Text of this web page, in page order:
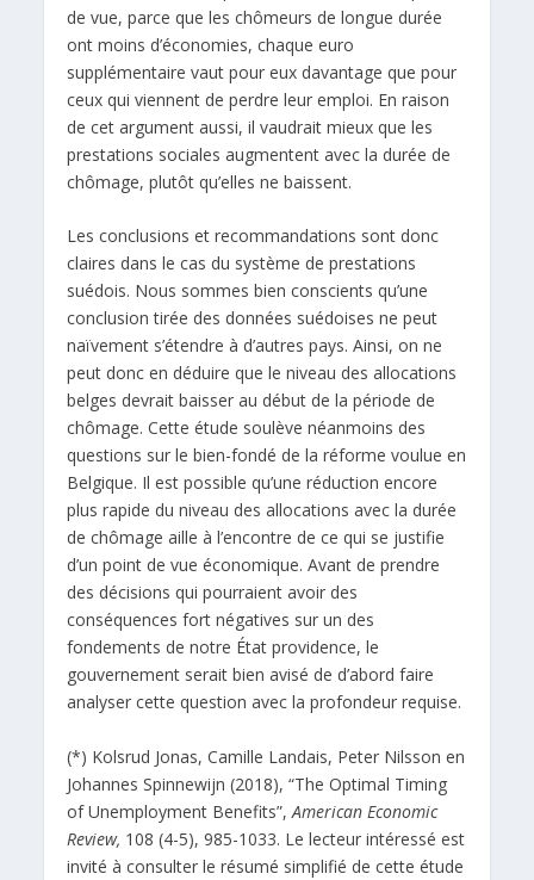
de vue, parce que les chômeurs de longue durée
ont moins d’économies, chaque euro
supplémentaire vaut pour eux davantage que pour
ceux qui viennent de perdre leur emploi. En raison
de cet argument aussi, il vaudrait mieux que les
prestations sociales augmentent avec la durée de
chômage, plutôt qu’elles ne baissent.
Les conclusions et recommandations sont donc
claires dans le cas du système de prestations
suédois. Nous sommes bien conscients qu’une
conclusion tirée des données suédoises ne peut
naïvement s’étendre à d’autres pays. Ainsi, on ne
peut donc en déduire que le niveau des allocations
belges devrait baisser au début de la période de
chômage. Cette étude soulève néanmoins des
questions sur le bien-fondé de la réforme voulue en
Belgique. Il est possible qu’une réduction encore
plus rapide du niveau des allocations avec la durée
de chômage aille à l’encontre de ce qui se justifie
d’un point de vue économique. Avant de prendre
des décisions qui pourraient avoir des
conséquences fort négatives sur un des
fondements de notre État providence, le
gouvernement serait bien avisé de d’abord faire
analyser cette question avec la profondeur requise.
(*) Kolsrud Jonas, Camille Landais, Peter Nilsson en
Johannes Spinnewijn (2018), “The Optimal Timing
of Unemployment Benefits”,American Economic
Review, 108 (4-5), 985-1033. Le lecteur intéressé est
invité à consulter le résumé simplifié de cette étude